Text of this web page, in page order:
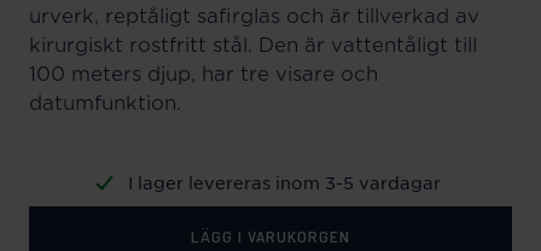
urverk, reptåligt safirglas och är tillverkad av
kirurgiskt rostfritt stål. Den är vattentåligt till
100 meters djup, har tre visare och
datumfunktion.
I lager levereras inom 3-5 vardagar
LÄGG I VARUKORGEN